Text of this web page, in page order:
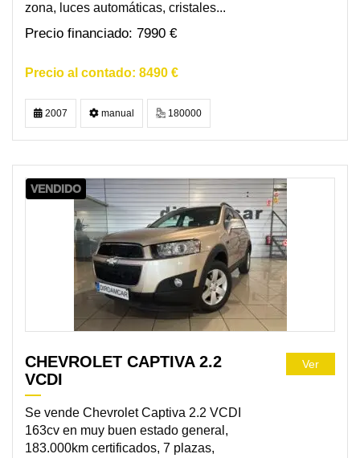
zona, luces automáticas, cristales...
7990 €
8490 €
2007 manual 180000
VENDIDO
CHEVROLET CAPTIVA 2.2
VCDI
Se vende Chevrolet Captiva 2.2 VCDI
163cv en muy buen estado general,
183.000km certificados, 7 plazas,
Ver